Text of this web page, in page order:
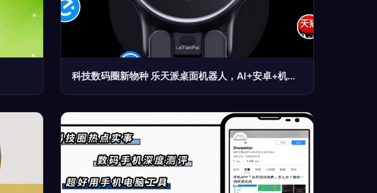
科技数码圈新物种 乐天派桌面机器人，AI+安卓+机器人仅售1799元